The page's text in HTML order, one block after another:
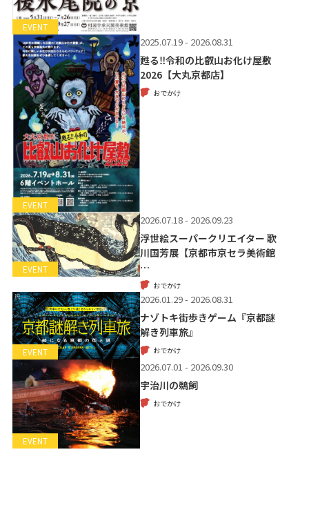
EVENT
EVENT
2025.07.19 - 2026.08.31
甦る‼令和の比叡山お化け屋敷
2026【大丸京都店】
おでかけ
EVENT
2026.07.18 - 2026.09.23
浮世絵スーパークリエイター 歌
川国芳展【京都市京セラ美術館
…
おでかけ
EVENT
2026.01.29 - 2026.08.31
ナゾトキ街歩きゲーム『京都謎
解き列車旅』
おでかけ
EVENT
2026.07.01 - 2026.09.30
宇治川の鵜飼
おでかけ